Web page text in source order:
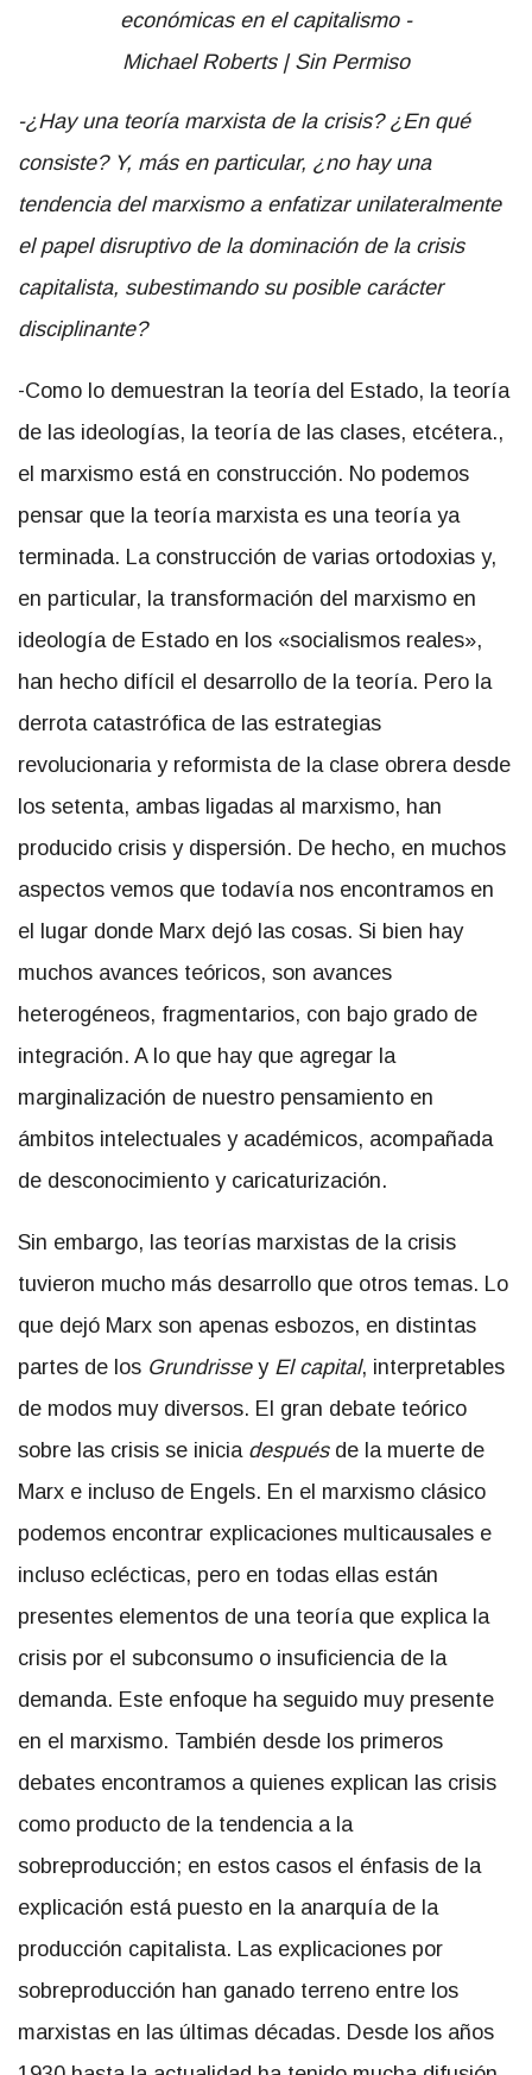
-¿Hay una teoría marxista de la crisis? ¿En qué
consiste? Y, más en particular, ¿no hay una
tendencia del marxismo a enfatizar unilateralmente
el papel disruptivo de la dominación de la crisis
capitalista, subestimando su posible carácter
disciplinante?
-Como lo demuestran la teoría del Estado, la teoría
de las ideologías, la teoría de las clases, etcétera.,
el marxismo está en construcción. No podemos
pensar que la teoría marxista es una teoría ya
terminada. La construcción de varias ortodoxias y,
en particular, la transformación del marxismo en
ideología de Estado en los «socialismos reales»,
han hecho difícil el desarrollo de la teoría. Pero la
derrota catastrófica de las estrategias
revolucionaria y reformista de la clase obrera desde
los setenta, ambas ligadas al marxismo, han
producido crisis y dispersión. De hecho, en muchos
aspectos vemos que todavía nos encontramos en
el lugar donde Marx dejó las cosas. Si bien hay
muchos avances teóricos, son avances
heterogéneos, fragmentarios, con bajo grado de
integración. A lo que hay que agregar la
marginalización de nuestro pensamiento en
ámbitos intelectuales y académicos, acompañada
de desconocimiento y caricaturización.
Sin embargo, las teorías marxistas de la crisis
tuvieron mucho más desarrollo que otros temas. Lo
que dejó Marx son apenas esbozos, en distintas
partes de los Grundrissey El capital, interpretables
de modos muy diversos. El gran debate teórico
sobre las crisis se inicia despuésde la muerte de
Marx e incluso de Engels. En el marxismo clásico
podemos encontrar explicaciones multicausales e
incluso eclécticas, pero en todas ellas están
presentes elementos de una teoría que explica la
crisis por el subconsumo o insuficiencia de la
demanda. Este enfoque ha seguido muy presente
en el marxismo. También desde los primeros
debates encontramos a quienes explican las crisis
como producto de la tendencia a la
sobreproducción; en estos casos el énfasis de la
explicación está puesto en la anarquía de la
producción capitalista. Las explicaciones por
sobreproducción han ganado terreno entre los
marxistas en las últimas décadas. Desde los años